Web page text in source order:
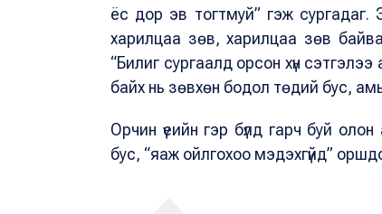
ёс дор эв тогтмуй” гэж
харилцаа зөв, харилцаа зөв
“Билиг сургаалд орсон хүн
байх нь зөвхөн бодол төдий бус,
Орчин үеийн гэр бүлд гарч буй
бус, “яаж ойлгохоо мэдэхгүйд”